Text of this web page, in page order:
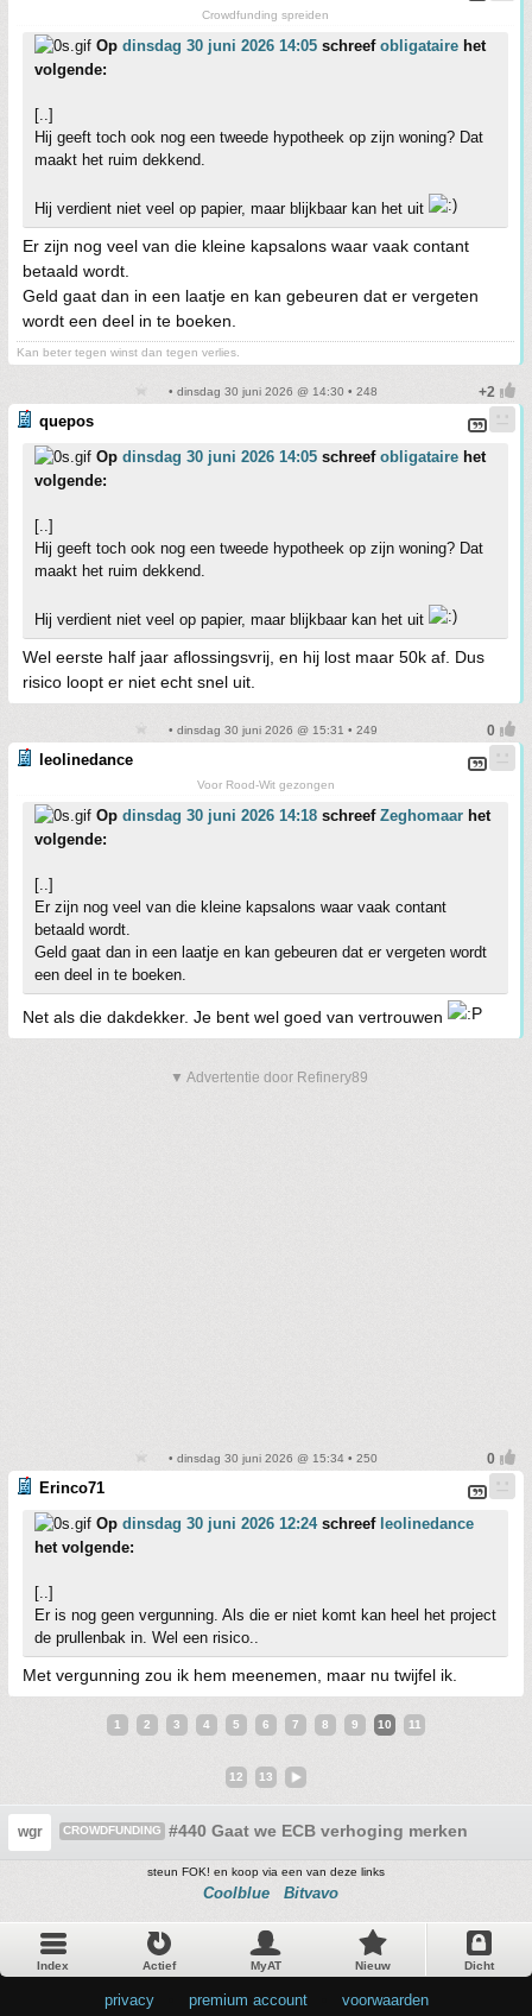
Crowdfunding spreiden
Op dinsdag 30 juni 2026 14:05 schreef obligataire het
volgende:
[..]
Hij geeft toch ook nog een tweede hypotheek op zijn woning? Dat
maakt het ruim dekkend.
Hij verdient niet veel op papier, maar blijkbaar kan het uit
Er zijn nog veel van die kleine kapsalons waar vaak contant
betaald wordt.
Geld gaat dan in een laatje en kan gebeuren dat er vergeten
wordt een deel in te boeken.
Kan beter tegen winst dan tegen verlies.
• dinsdag 30 juni 2026 @ 14:30 • 248
quepos
Op dinsdag 30 juni 2026 14:05 schreef obligataire het
volgende:
[..]
Hij geeft toch ook nog een tweede hypotheek op zijn woning? Dat
maakt het ruim dekkend.
Hij verdient niet veel op papier, maar blijkbaar kan het uit
Wel eerste half jaar aflossingsvrij, en hij lost maar 50k af. Dus
risico loopt er niet echt snel uit.
• dinsdag 30 juni 2026 @ 15:31 • 249
leolinedance
Voor Rood-Wit gezongen
Op dinsdag 30 juni 2026 14:18 schreef Zeghomaar het
volgende:
[..]
Er zijn nog veel van die kleine kapsalons waar vaak contant
betaald wordt.
Geld gaat dan in een laatje en kan gebeuren dat er vergeten wordt
een deel in te boeken.
Net als die dakdekker. Je bent wel goed van vertrouwen
▼ Advertentie door Refinery89
• dinsdag 30 juni 2026 @ 15:34 • 250
Erinco71
Op dinsdag 30 juni 2026 12:24schreef leolinedance
het volgende:
[..]
Er is nog geen vergunning. Als die er niet komt kan heel het project
de prullenbak in. Wel een risico..
Met vergunning zou ik hem meenemen, maar nu twijfel ik.
1 2 3 4 5 6 7 8 9 10 11
12 13
wgr CROWDFUNDING #440 Gaat we ECB verhoging merken CF
steun FOK! en koop via een van deze links
Coolblue Bitvavo
Index Actief MyAT Nieuw Dicht
privacy premium account voorwaarden